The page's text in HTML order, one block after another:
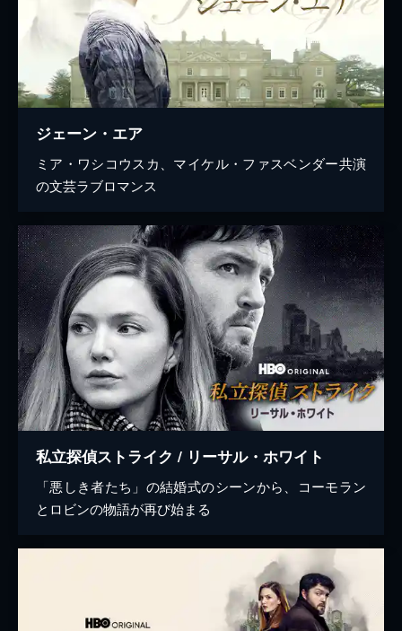
ジェーン・エア
ミア・ワシコウスカ、マイケル・ファスベンダー共演
の文芸ラブロマンス
私立探偵ストライク / リーサル・ホワイト
「悪しき者たち」の結婚式のシーンから、コーモラン
とロビンの物語が再び始まる